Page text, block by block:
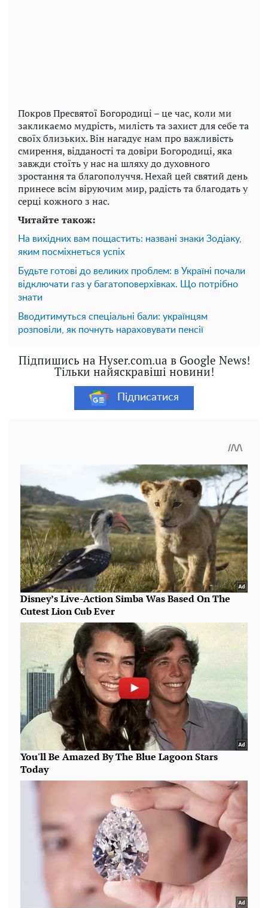
Покров Пресвятої Богородиці – це час, коли ми
закликаємо мудрість, милість та захист для себе та
своїх близьких. Він нагадує нам про важливість
смирення, відданості та довіри Богородиці, яка
завжди стоїть у нас на шляху до духовного
зростання та благополуччя. Нехай цей святий день
принесе всім віруючим мир, радість та благодать у
серці кожного з нас.
Читайте також:
На вихідних вам пощастить: названі знаки Зодіаку,
яким посміхнеться успіх
Будьте готові до великих проблем: в Україні почали
відключати газ у багатоповерхівках. Що потрібно
знати
Вводитимуться спеціальні бали: українцям
розповіли, як почнуть нараховувати пенсії
Підпишись на Hyser.com.ua в Google News!
Тільки найяскравіші новини!
Підписатися